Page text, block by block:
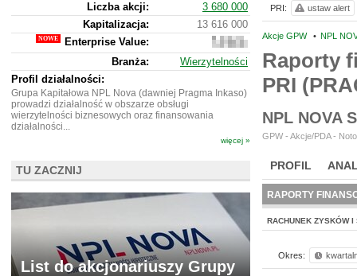
Akcje GPW • NPL
Raporty
PRI
NPL NOVA
GPW - Akcje/PDA -
PROFIL
BR LAB
RAPORTY
RACHUNEK ZYSKÓW I
Okres:
PRI: ustaw alert
Liczba akcji:
3 680 000
Kapitalizacja:
13 616 000
Enterprise Value:
14
631
000
Branża:
Wierzytelności
Profil działalności:
Grupa Kapitałowa NPL Nova (dawniej Pragma Inkaso)
prowadzi działalność w obszarze obsługi
wierzytelności biznesowych oraz finansowania
działalności...
więcej »
TU ZACZNIJ
List do akcjonariuszy Grupy